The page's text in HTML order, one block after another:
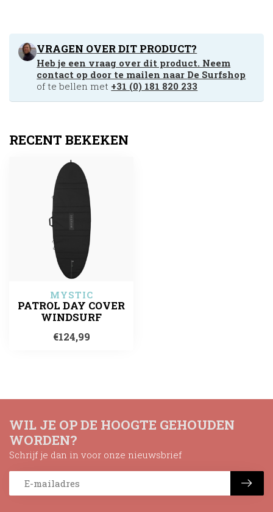
VRAGEN OVER DIT PRODUCT?
Heb je een vraag over dit product. Neem
contact op door te mailen naar De Surfshop
of te bellen met +31 (0) 181 820 233
RECENT BEKEKEN
MYSTIC
PATROL DAY COVER
WINDSURF
€124,99
WIL JE OP DE HOOGTE GEHOUDEN
WORDEN?
Schrijf je dan in voor onze nieuwsbrief